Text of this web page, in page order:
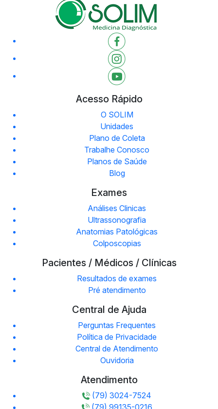
Acesso Rápido
O SOLIM
Unidades
Plano de Coleta
Trabalhe Conosco
Planos de Saúde
Blog
Exames
Análises Clinicas
Ultrassonografia
Anatomias Patológicas
Colposcopias
Pacientes / Médicos / Clínicas
Resultados de exames
Pré atendimento
Central de Ajuda
Perguntas Frequentes
Política de Privacidade
Central de Atendimento
Ouvidoria
Atendimento
(79) 3024-7524
(79) 99135-0216